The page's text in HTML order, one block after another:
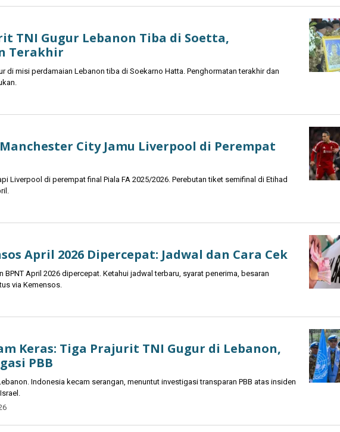
TNI Gugur Lebanon Tiba di Soetta,
Terakhir
di misi perdamaian Lebanon tiba di Soekarno Hatta. Penghormatan terakhir dan
City Jamu Liverpool di Perempat
Liverpool di perempat final Piala FA 2025/2026. Perebutan tiket semifinal di Etihad
April 2026 Dipercepat: Jadwal dan Cara Cek
BPNT April 2026 dipercepat. Ketahui jadwal terbaru, syarat penerima, besaran
via Kemensos.
Keras: Tiga Prajurit TNI Gugur di Lebanon,
PBB
Indonesia kecam serangan, menuntut investigasi transparan PBB atas insiden